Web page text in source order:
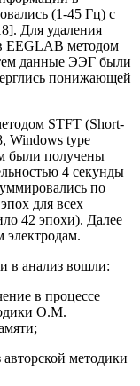
(1-45 Гц) с
Для удаления
EEGLAB методом
данные ЭЭГ были
понижающей
STFT (Short-
Windows type
были получены
4 секунды
по
для всех
42 эпохи). Далее
электродам.
в анализ вошли:
в процессе
О.М.
методики